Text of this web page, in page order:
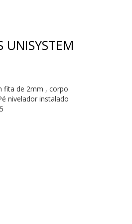
UNISYSTEM
fita de 2mm , corpo
nivelador instalado